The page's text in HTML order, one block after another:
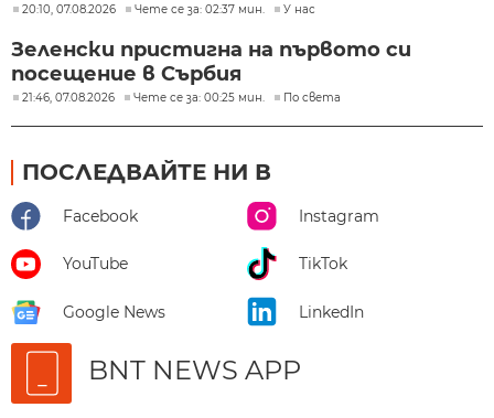
20:10, 07.08.2026 Чете се за: 02:37 мин. У нас
Зеленски пристигна на първото си
посещение в Сърбия
21:46, 07.08.2026 Чете се за: 00:25 мин. По света
ПОСЛЕДВАЙТЕ НИ В
Facebook Instagram
YouTube TikTok
Google News LinkedIn
BNT NEWS APP